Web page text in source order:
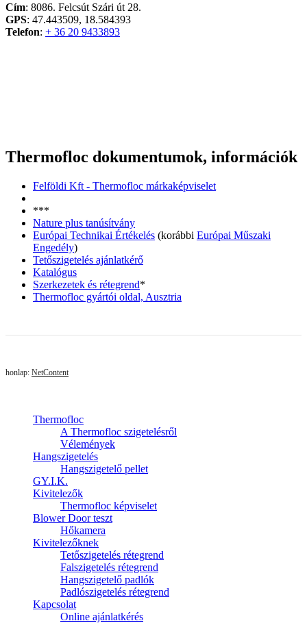
Cím: 8086. Felcsút Szári út 28.
GPS: 47.443509, 18.584393
Telefon: + 36 20 9433893
Thermofloc dokumentumok, információk
Felföldi Kft - Thermofloc márkaképviselet
***
Nature plus tanúsítvány
Európai Technikai Értékelés (korábbi Európai Műszaki
Engedély)
Tetőszigetelés ajánlatkérő
Katalógus
Szerkezetek és rétegrend*
Thermofloc gyártói oldal, Ausztria
honlap: NetContent
Thermofloc
A Thermofloc szigetelésről
Vélemények
Hangszigetelés
Hangszigetelő pellet
GY.I.K.
Kivitelezők
Thermofloc képviselet
Blower Door teszt
Hőkamera
Kivitelezőknek
Tetőszigetelés rétegrend
Falszigetelés rétegrend
Hangszigetelő padlók
Padlószigetelés rétegrend
Kapcsolat
Online ajánlatkérés